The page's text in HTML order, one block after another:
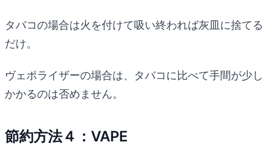
タバコの場合は火を付けて吸い終われば灰皿に捨てる
だけ。
ヴェポライザーの場合は、タバコに比べて手間が少し
かかるのは否めません。
節約方法４：VAPE